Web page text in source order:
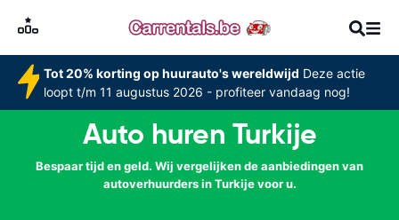
Tot 20% korting op huurauto's wereldwijd Deze actie
loopt t/m 11 augustus 2026 - profiteer vandaag nog!
Auto huren Turkije
Bespaar tijd en geld. Wij vergelijken de aanbiedingen van
autoverhuurders in Turkije voor u.